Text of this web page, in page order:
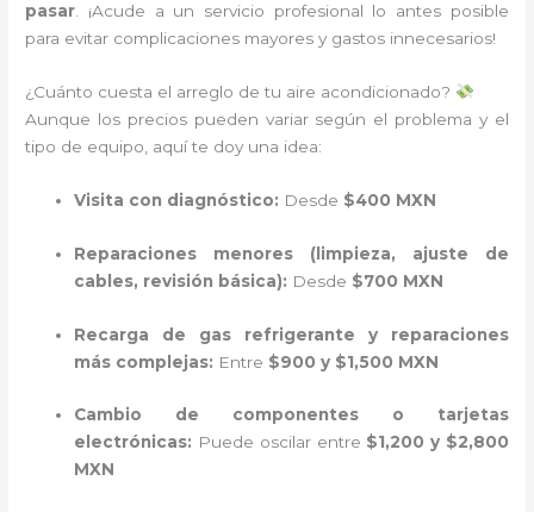
pasar . ¡Acude a un servicio profesional lo antes posible
para evitar complicaciones mayores y gastos innecesarios!
¿Cuánto cuesta el arreglo de tu aire acondicionado?
Aunque los precios pueden variar según el problema y el
tipo de equipo, aquí te doy una idea:
Visita con diagnóstico: Desde $400 MXN
Reparaciones menores (limpieza, ajuste de
cables, revisión básica): Desde $700 MXN
Recarga de gas refrigerante y reparaciones
más complejas: Entre $900 y $1,500 MXN
Cambio de componentes o tarjetas
electrónicas: Puede oscilar entre $1,200 y $2,800
MXN